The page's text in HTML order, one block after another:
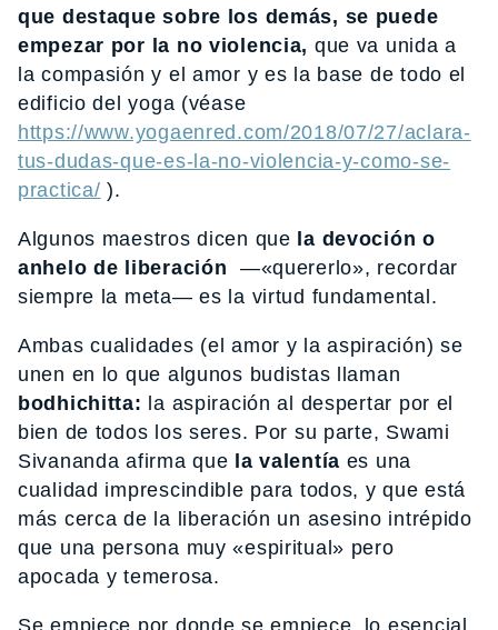
que destaque sobre los demás, se puede
empezar por la no violencia, que va unida a
la compasión y el amor y es la base de todo el
edificio del yoga (véase
https://www.yogaenred.com/2018/07/27/aclara-
tus-dudas-que-es-la-no-violencia-y-como-se-
practica/ ).
Algunos maestros dicen que la devoción o
anhelo de liberación —«quererlo», recordar
siempre la meta— es la virtud fundamental.
Ambas cualidades (el amor y la aspiración) se
unen en lo que algunos budistas llaman
bodhichitta: la aspiración al despertar por el
bien de todos los seres. Por su parte, Swami
Sivananda afirma que la valentía es una
cualidad imprescindible para todos, y que está
más cerca de la liberación un asesino intrépido
que una persona muy «espiritual» pero
apocada y temerosa.
Se empiece por donde se empiece, lo esencial